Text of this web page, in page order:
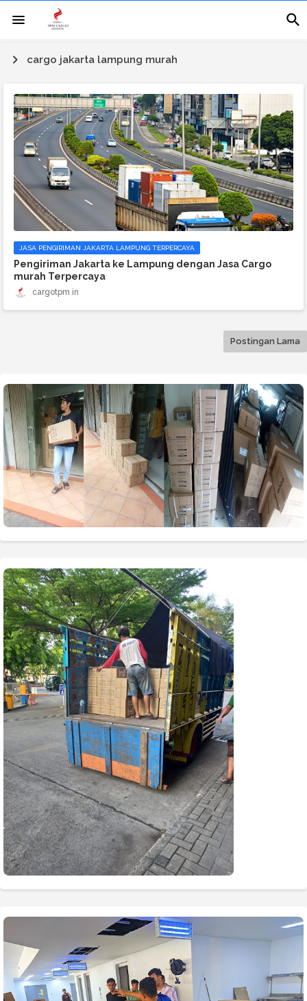
cargo jakarta lampung murah
JASA PENGIRIMAN JAKARTA LAMPUNG TERPERCAYA
Pengiriman Jakarta ke Lampung dengan Jasa Cargo
murah Terpercaya
cargotpm
Postingan Lama